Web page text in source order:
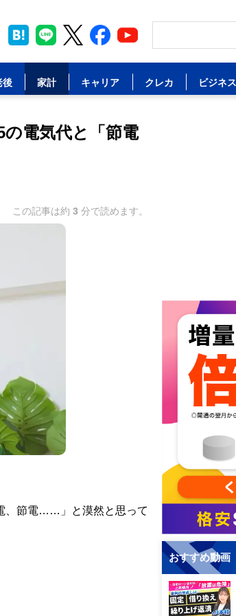
後 家計 キャリア クレカ ビジネス
電気代と「節電
この記事は約 3 分で読めます。
、節電……」と漠然と思って
おすすめ動画